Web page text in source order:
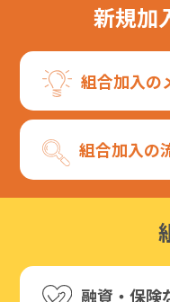
新規加
組合加入の
組合加入の
融資・保険